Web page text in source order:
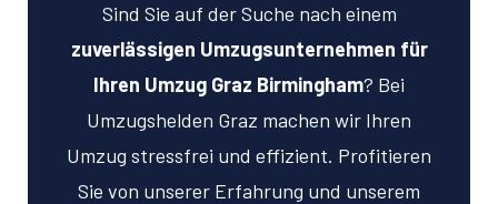
Sind Sie auf der Suche nach einem
zuverlässigen Umzugsunternehmen für
Ihren Umzug Graz Birmingham? Bei
Umzugshelden Graz machen wir Ihren
Umzug stressfrei und effizient. Profitieren
Sie von unserer Erfahrung und unserem